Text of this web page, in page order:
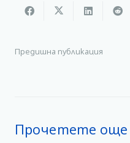
Предишна публикация
Прочетете още